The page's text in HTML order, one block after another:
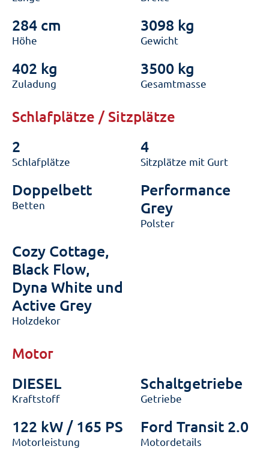
284 cm
Höhe
3098 kg
Gewicht
402 kg
Zuladung
3500 kg
Gesamtmasse
Schlafplätze / Sitzplätze
2
Schlafplätze
4
Sitzplätze mit Gurt
Doppelbett
Betten
Performance
Grey
Polster
Cozy Cottage,
Black Flow,
Dyna White und
Active Grey
Holzdekor
Motor
DIESEL
Kraftstoff
Schaltgetriebe
Getriebe
122 kW / 165 PS
Motorleistung
Ford Transit 2.0
Motordetails